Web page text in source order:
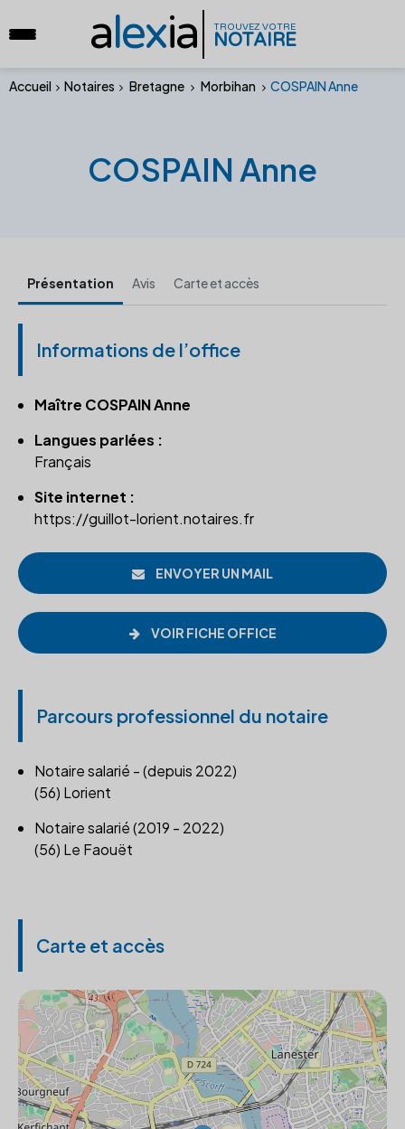
alexia TROUVEZ VOTRE
NOTAIRE
Accueil Notaires Bretagne Morbihan COSPAIN Anne
COSPAIN Anne
Présentation Avis Carte et accès
Informations de l’office
Maître COSPAIN Anne
Langues parlées :
Français
Site internet :
https://guillot-lorient.notaires.fr
ENVOYER UN MAIL
VOIR FICHE OFFICE
Parcours professionnel du notaire
Notaire salarié - (depuis 2022)
(56) Lorient
Notaire salarié (2019 - 2022)
(56) Le Faouët
Carte et accès